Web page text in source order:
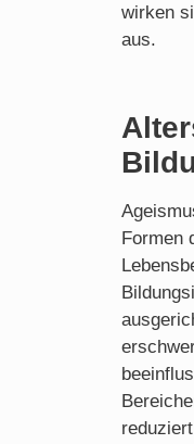
wirken
aus.
Formen